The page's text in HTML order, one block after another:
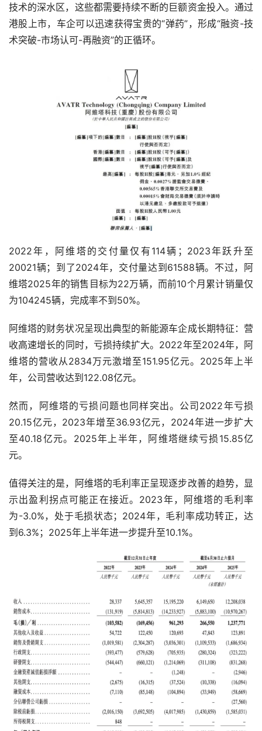
技术的深水区，这些都需要持续不断的巨额资金投入。通过
港股上市，车企可以迅速获得宝贵的“弹药”，形成“融资-技
术突破-市场认可-再融资”的正循环。
2022年，阿维塔的交付量仅有114辆；2023年跃升至
20021辆；到了2024年，交付量达到61588辆。不过，阿
维塔2025年的销售目标为22万辆，而前10个月累计销量仅
为104245辆，完成率不到50%。
阿维塔的财务状况呈现出典型的新能源车企成长期特征：营
收高速增长的同时，亏损持续扩大。2022年至2024年，阿
维塔的营收从2834万元激增至151.95亿元。2025年上半
年，公司营收达到122.08亿元。
然而，阿维塔的亏损问题也同样突出。公司2022年亏损
20.15亿元，2023年增至36.93亿元，2024年进一步扩大
至40.18亿元。2025年上半年，阿维塔继续亏损15.85亿
元。
值得关注的是，阿维塔的毛利率正呈现逐步改善的趋势，显
示出盈利拐点可能正在接近。2023年，阿维塔的毛利率
为-3.0%，处于毛损状态；2024年，毛利率成功转正，达
到6.3%；2025年上半年进一步提升至10.1%。